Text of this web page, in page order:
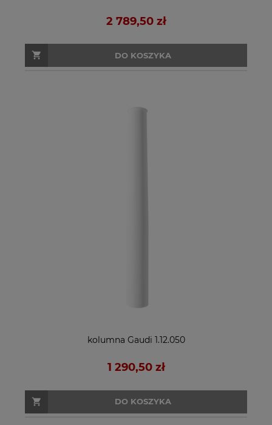
2 789,50 zł
DO KOSZYKA
kolumna Gaudi 1.12.050
1 290,50 zł
DO KOSZYKA